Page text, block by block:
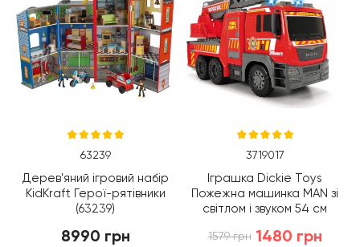
63239
Дерев'яний ігровий набір
KidKraft Герої-рятівники
(63239)
8990 грн
3719017
Іграшка Dickie Toys
Пожежна машинка MAN зі
світлом і звуком 54 см
1579 грн 1480 грн